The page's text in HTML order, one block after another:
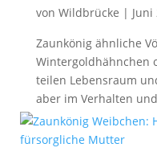
von Wildbrücke | Juni
Zaunkönig ähnliche
Wintergoldhähnchen
teilen Lebensraum
aber im Verhalten